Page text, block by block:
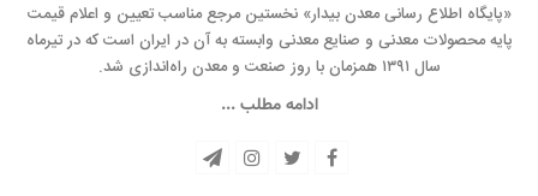
«پایگاه اطلاع رسانی معدن بیدار» نخستین مرجع مناسب تعیین و اعلام قیمت
پایه محصولات معدنی و صنایع معدنی وابسته به آن در ایران است که در تیرماه
سال ۱۳۹۱ همزمان با روز صنعت و معدن راه‌‌اندازی شد.
ادامه مطلب ...